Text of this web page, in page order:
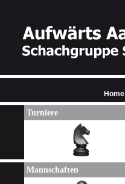
Turniere
Mannschaften
Home